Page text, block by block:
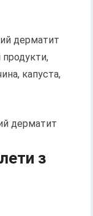
дерматит
капуста,
дерматит
з